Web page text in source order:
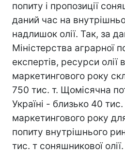
попиту і пропозиції
даний час на
надлишок олії. Так, за
Міністерства аграрної
експертів, ресурси олії
маркетингового року
750 тис. т. Щомісячна
Україні - близько 40
маркетингового року
попиту внутрішнього
тис. т соняшникової